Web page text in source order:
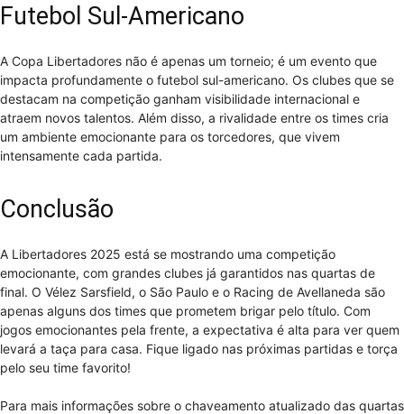
Futebol Sul-Americano
A Copa Libertadores não é apenas um torneio; é um evento que
impacta profundamente o futebol sul-americano. Os clubes que se
destacam na competição ganham visibilidade internacional e
atraem novos talentos. Além disso, a rivalidade entre os times cria
um ambiente emocionante para os torcedores, que vivem
intensamente cada partida.
Conclusão
A Libertadores 2025 está se mostrando uma competição
emocionante, com grandes clubes já garantidos nas quartas de
final. O Vélez Sarsfield, o São Paulo e o Racing de Avellaneda são
apenas alguns dos times que prometem brigar pelo título. Com
jogos emocionantes pela frente, a expectativa é alta para ver quem
levará a taça para casa. Fique ligado nas próximas partidas e torça
pelo seu time favorito!
Para mais informações sobre o chaveamento atualizado das quartas